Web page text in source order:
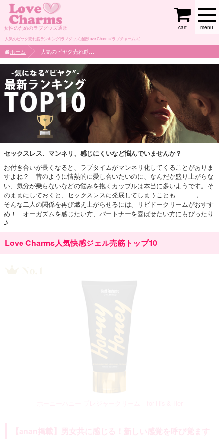
女性のためのラブグッズ通販 menu
cart
人気のビヤク売れ筋ランキング|ラブグッズ通販Love Charms(ラブチャームス)
ホーム
セックスレス、マンネリ、感じにくいなど悩んでいませんか？
お付き合いが長くなると、ラブタイムがマンネリ化してくることがありま
すよね？ 昔のように情熱的に愛し合いたいのに、なんだか盛り上がらな
い、気分が乗らないなどの悩みを抱くカップルは本当に多いようです。そ
のままにしておくと、セックスレスに発展してしまうことも･･････。
そんな二人の関係を再び燃え上がらせるには、リビドークリームがおすす
め！ オーガズムを感じたい方、パートナーを喜ばせたい方にもぴったり
♪
Love Charms人気快感ジェル売筋トップ10
【anan掲載】男女共に感じる！新しい感覚を呼び覚ます